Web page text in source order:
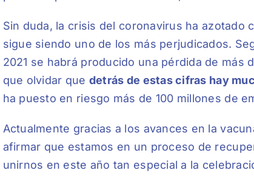
Sin duda, la crisis del coronavirus ha
sigue siendo uno de los más perjudicados.
2021 se habrá producido una pérdida de más
que olvidar que detrás de estas cifras hay
ha puesto en riesgo más de 100 millones de
Actualmente gracias a los avances en la
afirmar que estamos en un proceso de
unirnos en este año tan especial a la